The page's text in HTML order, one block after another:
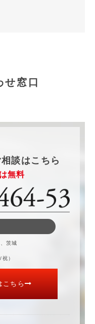
窓口
談はこちら
無料
茨城
）
こちら